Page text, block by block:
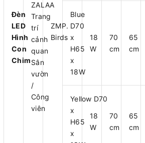
Đèn
LED
Hình
Con
Chim
ZALAA
Trang
trí
cảnh
quan
Sân
vườn
/
Công
viên
ZMP.
Birds
Blue
D70
x
H65
x
18W
18
W
70
cm
65
cm
Yellow D70
x
H65
x
18
W
70
cm
65
cm